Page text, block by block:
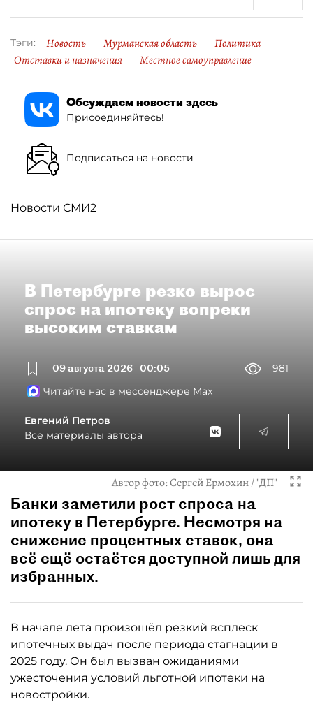
Тэги: Новость Мурманская область
Политика
Отставки и назначения
Местное самоуправление
Обсуждаем новости здесь
Присоединяйтесь!
Подписаться на новости
Новости СМИ2
В Петербурге резко вырос
спрос на ипотеку вопреки
высоким ставкам
09 августа 2026 00:05
981
Читайте нас в мессенджере Max
Евгений Петров
Все материалы автора
Автор фото:Сергей Ермохин / "ДП"
Банки заметили рост спроса на
ипотеку в Петербурге. Несмотря на
снижение процентных ставок, она
всё ещё остаётся доступной лишь для
избранных.
В начале лета произошёл резкий всплеск
ипотечных выдач после периода стагнации в
2025 году. Он был вызван ожиданиями
ужесточения условий льготной ипотеки на
новостройки.